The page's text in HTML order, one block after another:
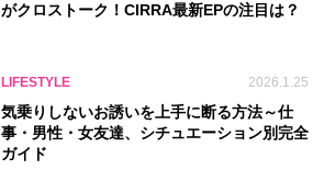
がクロストーク！CIRRA最新EPの注目は？
LIFESTYLE 2026.1.25
気乗りしないお誘いを上手に断る方法～仕
事・男性・女友達、シチュエーション別完全
ガイド